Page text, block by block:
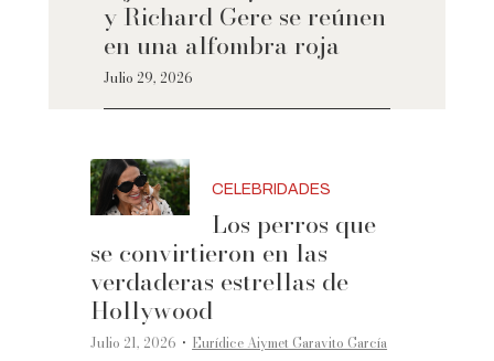
y Richard Gere se reúnen
en una alfombra roja
Julio 29, 2026
CELEBRIDADES
Los perros que
se convirtieron en las
verdaderas estrellas de
Hollywood
Julio 21, 2026 ·Eurídice Aiymet Garavito García